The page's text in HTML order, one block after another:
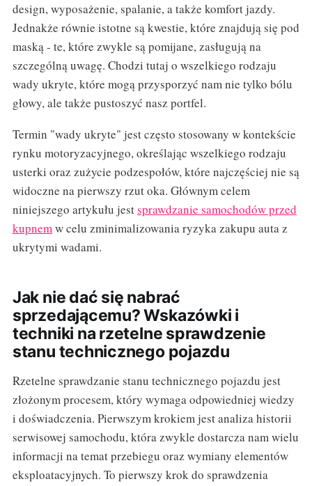
design, wyposażenie, spalanie, a także komfort jazdy.
Jednakże równie istotne są kwestie, które znajdują się pod
maską - te, które zwykle są pomijane, zasługują na
szczególną uwagę. Chodzi tutaj o wszelkiego rodzaju
wady ukryte, które mogą przysporzyć nam nie tylko bólu
głowy, ale także pustoszyć nasz portfel.
Termin "wady ukryte" jest często stosowany w kontekście
rynku motoryzacyjnego, określając wszelkiego rodzaju
usterki oraz zużycie podzespołów, które najczęściej nie są
widoczne na pierwszy rzut oka. Głównym celem
niniejszego artykułu jestsprawdzanie samochodów przed
kupnemw celu zminimalizowania ryzyka zakupu auta z
ukrytymi wadami.
Jak nie dać się nabrać
sprzedającemu? Wskazówki i
techniki na rzetelne sprawdzenie
stanu technicznego pojazdu
Rzetelne sprawdzanie stanu technicznego pojazdu jest
złożonym procesem, który wymaga odpowiedniej wiedzy
i doświadczenia. Pierwszym krokiem jest analiza historii
serwisowej samochodu, która zwykle dostarcza nam wielu
informacji na temat przebiegu oraz wymiany elementów
eksploatacyjnych. To pierwszy krok do sprawdzenia